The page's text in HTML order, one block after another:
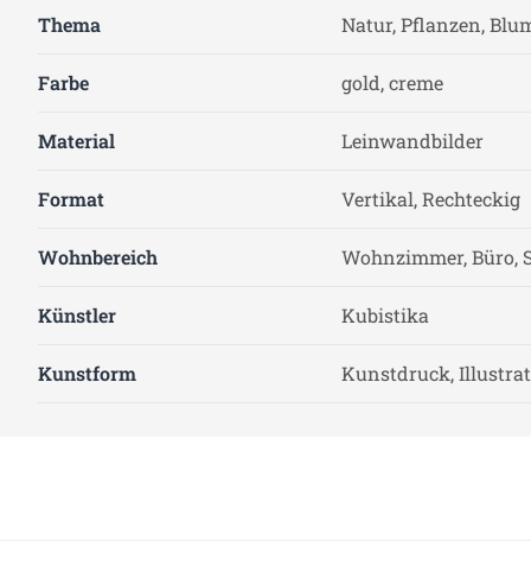
Thema Natur, Pflanzen,
Farbe gold, creme
Material Leinwandbilder
Format Vertikal, Rechteckig
Wohnbereich Wohnzimmer, Büro,
Künstler Kubistika
Kunstform Kunstdruck,